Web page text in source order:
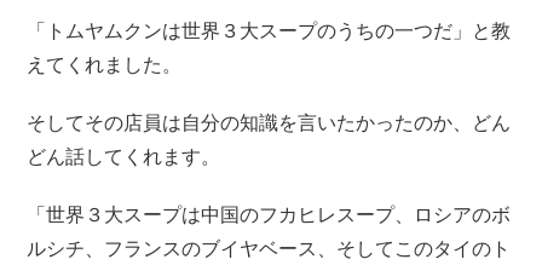
「トムヤムクンは世界３大スープのうちの一つだ」と教
えてくれました。
そしてその店員は自分の知識を言いたかったのか、どん
どん話してくれます。
「世界３大スープは中国のフカヒレスープ、ロシアのボ
ルシチ、フランスのブイヤベース、そしてこのタイのト